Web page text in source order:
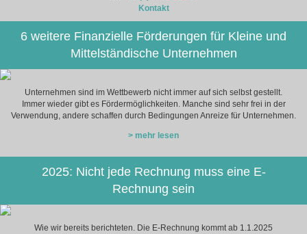
Kontakt
6 weitere Finanzielle Förderungen für Kleine und
Mittelständische Unternehmen
Unternehmen sind im Wettbewerb nicht immer auf sich selbst gestellt.
Immer wieder gibt es Fördermöglichkeiten. Manche sind sehr frei in der
Verwendung, andere schaffen durch Bedingungen Anreize für Unternehmen.
> mehr lesen
2025: Nicht jede Rechnung muss eine E-
Rechnung sein
Wie wir bereits berichteten. Die E-Rechnung kommt ab 1.1.2025